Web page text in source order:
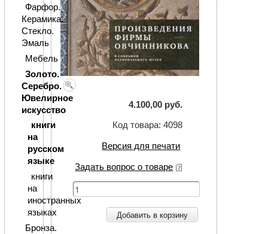
4.100,00 руб.
Код товара: 4098
Версия для печати
Задать вопрос о товаре
Добавить в корзину
Фарфор.
Керамика.
Стекло.
Эмаль
Мебель
Золото.
Серебро.
Ювелирное
искусство
книги
на
русском
языке
книги
на
иностранных
языках
Бронза.